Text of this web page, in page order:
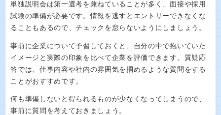
単独説明会は第一選考を兼ねていることが多く、面接や採用
試験の準備が必要です。情報を逃すとエントリーできなくな
ることもあるので、チェックを怠らないようにしましょう。
事前に企業について予習しておくと、自分の中で抱いていた
イメージと実際の印象を比べて企業を評価できます。質疑応
答では、仕事内容や社内の雰囲気を掴めるような質問をする
ことがおすすめです。
何も準備しないと得られるものが少なくなってしまうので、
事前に質問を考えておきましょう。